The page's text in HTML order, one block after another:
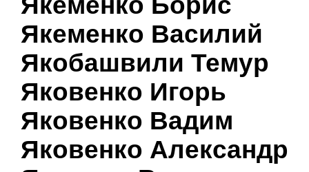
Якеменко Василий
Якобашвили Темур
Яковенко Игорь
Яковенко Вадим
Яковенко Александр